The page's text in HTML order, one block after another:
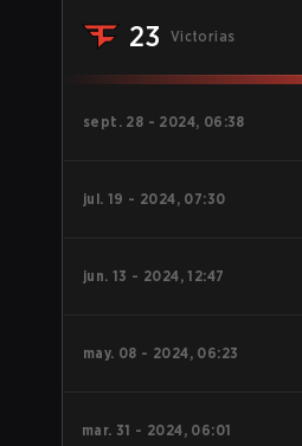
23 Victorias
sept. 28 - 2024, 06:38
jul. 19 - 2024, 07:30
jun. 13 - 2024, 12:47
may. 08 - 2024, 06:23
mar. 31 - 2024, 06:01